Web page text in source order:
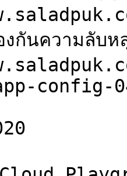
งกันความลับ
config-